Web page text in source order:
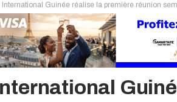
Interviews Publireportage
International Guinée réalise la première réunion